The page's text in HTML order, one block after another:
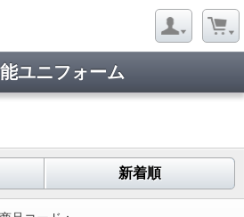
ユニフォーム
新着順